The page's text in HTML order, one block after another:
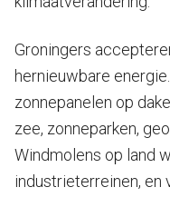
Groningers
hernieuwbare
zonnepanelen op
zee, zonneparken,
Windmolens op land
industrieterreinen, en